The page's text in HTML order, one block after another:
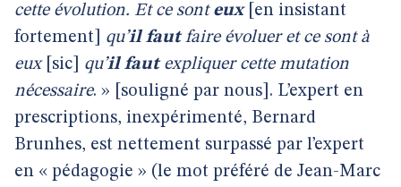
cette évolution. Et ce sont eux [en insistant
fortement] qu’il fautfaire évoluer et ce sont à
eux[sic] qu’il faut expliquer cette mutation
nécessaire. » [souligné par nous]. L’expert en
prescriptions, inexpérimenté, Bernard
Brunhes, est nettement surpassé par l’expert
en « pédagogie » (le mot préféré de Jean-Marc